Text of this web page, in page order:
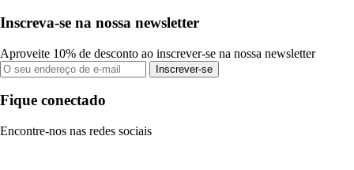
Inscreva-se na nossa newsletter
Aproveite 10% de desconto ao inscrever-se na nossa newsletter
Inscrever-se
Fique conectado
Encontre-nos nas redes sociais